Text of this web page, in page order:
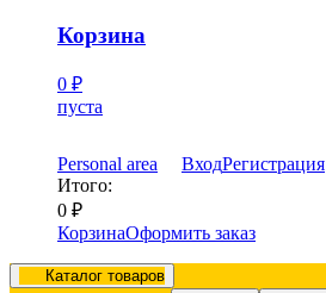
Корзина
0 ₽
пуста
Personal area ВходРегистрация
Итого:
0 ₽
КорзинаОформить заказ
Каталог товаров